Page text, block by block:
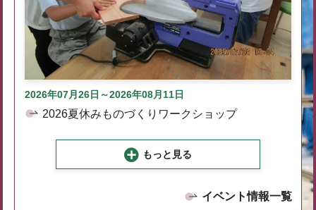
2026年07月26日～2026年08月11日
2026夏休みものづくりワークショップ
もっと見る
イベント情報一覧